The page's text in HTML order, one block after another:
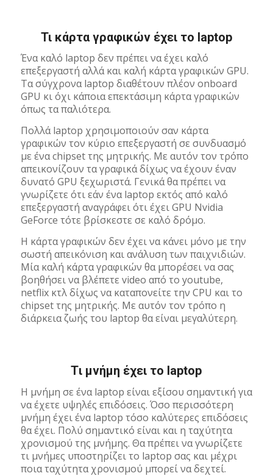
Τι κάρτα γραφικών έχει το laptop
Ένα καλό laptop δεν πρέπει να έχει καλό
επεξεργαστή αλλά και καλή κάρτα γραφικών GPU.
Τα σύγχρονα laptop διαθέτουν πλέον onboard
GPU κι όχι κάποια επεκτάσιμη κάρτα γραφικών
όπως τα παλιότερα.
Πολλά laptop χρησιμοποιούν σαν κάρτα
γραφικών τον κύριο επεξεργαστή σε συνδυασμό
με ένα chipset της μητρικής. Με αυτόν τον τρόπο
απεικονίζουν τα γραφικά δίχως να έχουν έναν
δυνατό GPU ξεχωριστά. Γενικά θα πρέπει να
γνωρίζετε ότι εάν ένα laptop εκτός από καλό
επεξεργαστή αναγράφει ότι έχει GPU Nvidia
GeForce τότε βρίσκεστε σε καλό δρόμο.
Η κάρτα γραφικών δεν έχει να κάνει μόνο με την
σωστή απεικόνιση και ανάλυση των παιχνιδιών.
Μία καλή κάρτα γραφικών θα μπορέσει να σας
βοηθήσει να βλέπετε video από το youtube,
netflix κτλ δίχως να καταπονείτε την CPU και το
chipset της μητρικής. Με αυτόν τον τρόπο η
διάρκεια ζωής του laptop θα είναι μεγαλύτερη.
Tι μνήμη έχει το laptop
Η μνήμη σε ένα laptop είναι εξίσου σημαντική για
να έχετε υψηλές επιδόσεις. Όσο περισσότερη
μνήμη έχει ένα laptop τόσο καλύτερες επιδόσεις
θα έχει. Πολύ σημαντικό είναι και η ταχύτητα
χρονισμού της μνήμης. Θα πρέπει να γνωρίζετε
τι μνήμες υποστηρίζει το laptop σας και μέχρι
ποια ταχύτητα χρονισμού μπορεί να δεχτεί.